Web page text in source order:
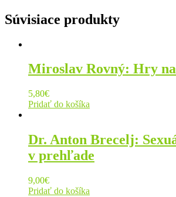
Súvisiace produkty
Miroslav Rovný: Hry
5,80€
Pridať do košíka
Dr. Anton Brecelj:
v prehľade
9,00€
Pridať do košíka